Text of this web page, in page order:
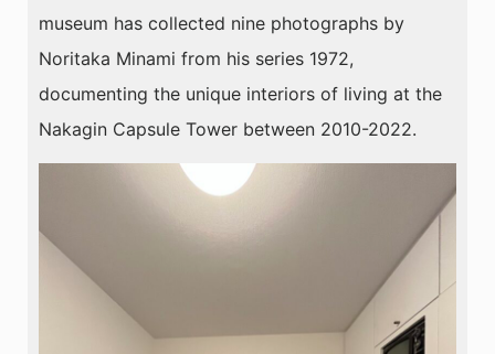
museum has collected nine photographs by
Noritaka Minami from his series 1972,
documenting the unique interiors of living at the
Nakagin Capsule Tower between 2010-2022.